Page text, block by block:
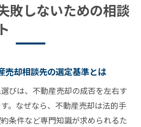
敗しないための相談
売却相談先の選定基準とは
びは、不動産売却の成否を左右す
。なぜなら、不動産売却は法的手
条件など専門知識が求められるた